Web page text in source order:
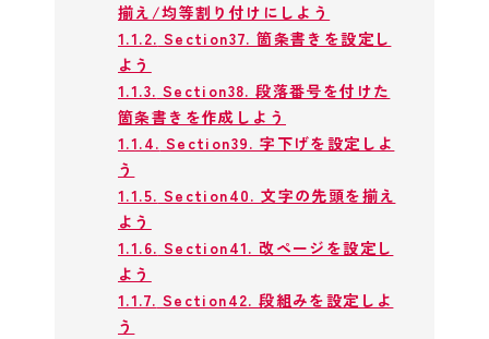
揃え/均等割り付けにしよう
1.1.2. Section37. 箇条書きを設定し
よう
1.1.3. Section38. 段落番号を付けた
箇条書きを作成しよう
1.1.4. Section39. 字下げを設定しよ
う
1.1.5. Section40. 文字の先頭を揃え
よう
1.1.6. Section41. 改ページを設定し
よう
1.1.7. Section42. 段組みを設定しよ
う